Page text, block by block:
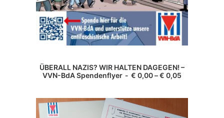
AUSFÜHRUNG WÄHLEN
weist
mehrere
auf.
Die
ÜBERALL NAZIS? WIR HALTEN DAGEGEN! –
VVN-BdA Spendenflyer
€ 0,00–€ 0,05